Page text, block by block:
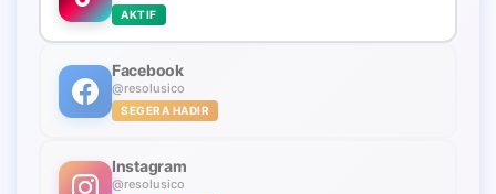
AKTIF
Facebook
@resolusico
SEGERA HADIR
Instagram
@resolusico